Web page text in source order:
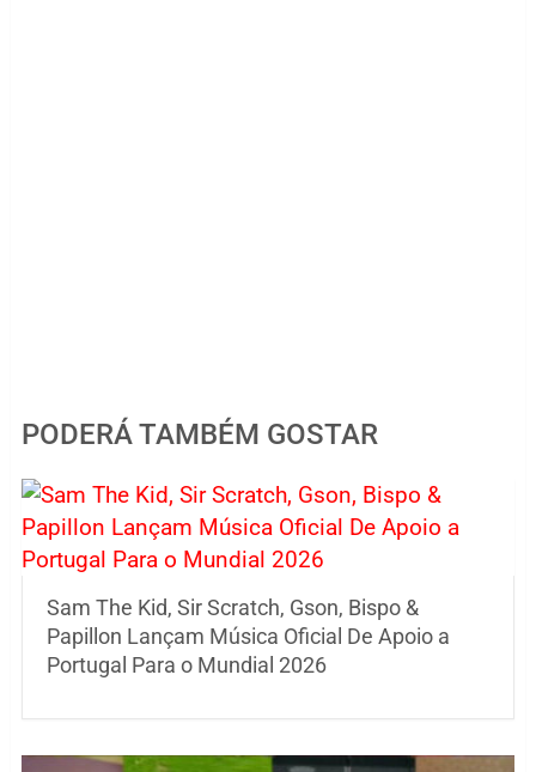
PODERÁ TAMBÉM GOSTAR
Sam The Kid, Sir Scratch, Gson, Bispo &
Papillon Lançam Música Oficial De Apoio a
Portugal Para o Mundial 2026